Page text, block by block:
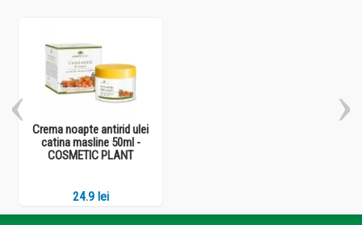
Crema noapte antirid ulei
catina masline 50ml -
COSMETIC PLANT
24.9 lei